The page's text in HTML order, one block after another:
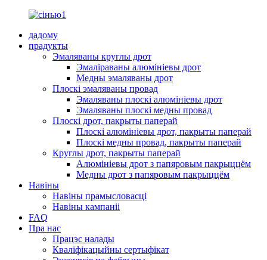
дадому
прадукты
Эмаляваны круглы дрот
Эмаліраваны алюмініевы дрот
Медны эмаляваны дрот
Плоскі эмаляваны провад
Эмаляваны плоскі алюмініевы дрот
Эмаляваны плоскі медны провад
Плоскі дрот, пакрыты паперай
Плоскі алюмініевы дрот, пакрыты паперай
Плоскі медны провад, пакрыты паперай
Круглы дрот, пакрыты паперай
Алюмініевы дрот з папяровым пакрыццём
Медны дрот з папяровым пакрыццём
Навіны
Навіны прамысловасці
Навіны кампаніі
FAQ
Пра нас
Працэс налады
Кваліфікацыйны сертыфікат